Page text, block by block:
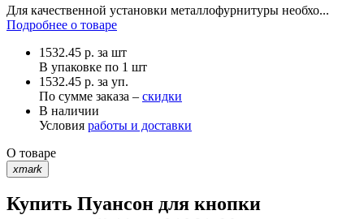
Для качественной установки металлофурнитуры необхо...
Подробнее о товаре
1532.45 р. за шт
В упаковке по 1 шт
1532.45 р. за уп.
По сумме заказа – скидки
В наличии
Условия работы и доставки
О товаре
xmark
Купить Пуансон для кнопки